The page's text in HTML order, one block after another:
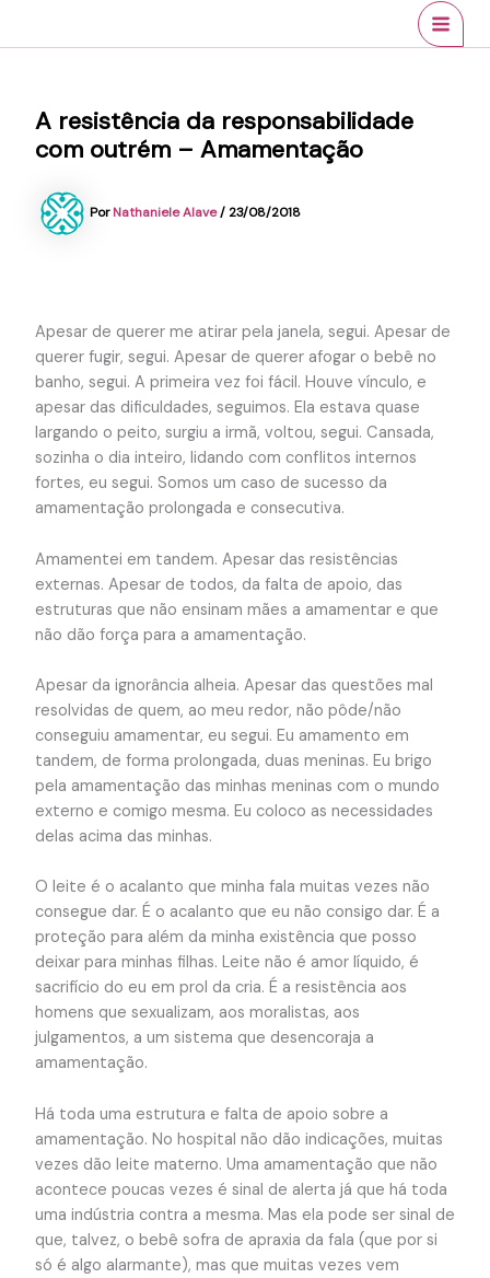
A resistência da responsabilidade
com outrém – Amamentação
PorNathaniele Alave/23/08/2018
Apesar de querer me atirar pela janela, segui. Apesar de
querer fugir, segui. Apesar de querer afogar o bebê no
banho, segui. A primeira vez foi fácil. Houve vínculo, e
apesar das dificuldades, seguimos. Ela estava quase
largando o peito, surgiu a irmã, voltou, segui. Cansada,
sozinha o dia inteiro, lidando com conflitos internos
fortes, eu segui. Somos um caso de sucesso da
amamentação prolongada e consecutiva.
Amamentei em tandem. Apesar das resistências
externas. Apesar de todos, da falta de apoio, das
estruturas que não ensinam mães a amamentar e que
não dão força para a amamentação.
Apesar da ignorância alheia. Apesar das questões mal
resolvidas de quem, ao meu redor, não pôde/não
conseguiu amamentar, eu segui. Eu amamento em
tandem, de forma prolongada, duas meninas. Eu brigo
pela amamentação das minhas meninas com o mundo
externo e comigo mesma. Eu coloco as necessidades
delas acima das minhas.
O leite é o acalanto que minha fala muitas vezes não
consegue dar. É o acalanto que eu não consigo dar. É a
proteção para além da minha existência que posso
deixar para minhas filhas. Leite não é amor líquido, é
sacrifício do eu em prol da cria. É a resistência aos
homens que sexualizam, aos moralistas, aos
julgamentos, a um sistema que desencoraja a
amamentação.
Há toda uma estrutura e falta de apoio sobre a
amamentação. No hospital não dão indicações, muitas
vezes dão leite materno. Uma amamentação que não
acontece poucas vezes é sinal de alerta já que há toda
uma indústria contra a mesma. Mas ela pode ser sinal de
que, talvez, o bebê sofra de apraxia da fala (que por si
só é algo alarmante), mas que muitas vezes vem